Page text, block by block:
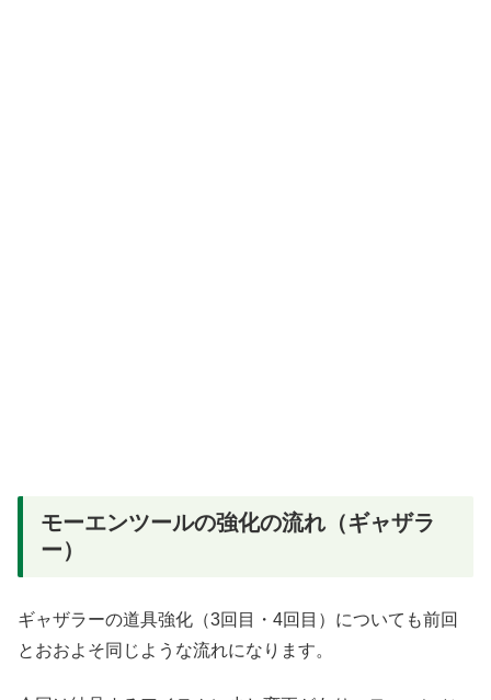
モーエンツールの強化の流れ（ギャザラ
ー）
ギャザラーの道具強化（3回目・4回目）についても前回
とおおよそ同じような流れになります。